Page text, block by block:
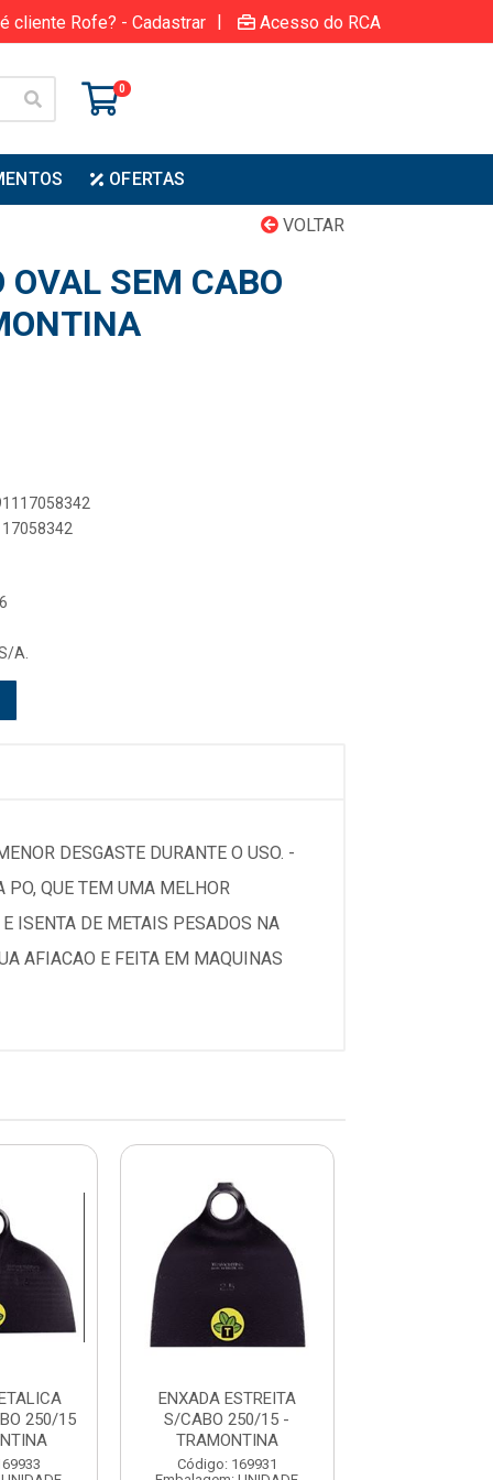
cliente Rofe? - Cadastrar | Acesso do RCA
0
OFERTAS
VOLTAR
OVAL SEM CABO
A.
DESGASTE DURANTE O USO. -
PO, QUE TEM UMA MELHOR
ISENTA DE METAIS PESADOS NA
AFIACAO E FEITA EM MAQUINAS
250/15
ENXADA ESTREITA
S/CABO 250/15 -
TRAMONTINA
Código: 169931